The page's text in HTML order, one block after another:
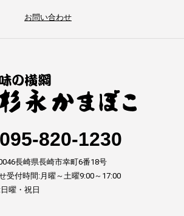
お問い合わせ
095-820-1230
長崎県長崎市幸町6番18号
受付時間:月曜～土曜9:00～17:00
曜・祝日